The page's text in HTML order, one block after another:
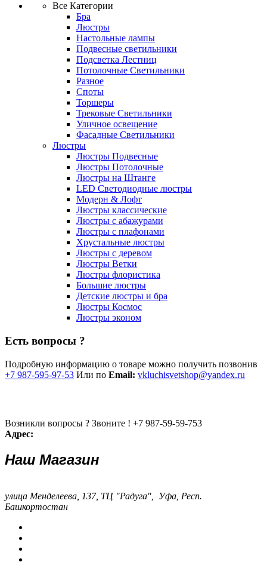
Все Категории
Бра
Люстры
Настольные лампы
Подвесные светильники
Подсветка Лестниц
Потолочные Светильники
Разное
Споты
Торшеры
Трековые Светильники
Уличное освещение
Фасадные Светильники
Люстры
Люстры Подвесные
Люстры Потолочные
Люстры на Штанге
LED Светодиодные люстры
Модерн & Лофт
Люстры классические
Люстры с абажурами
Люстры с плафонами
Хрустальные люстры
Люстры с деревом
Люстры Ветки
Люстры флористика
Большие люстры
Детские люстры и бра
Люстры Космос
Люстры эконом
Есть вопросы ?
Подробную информацию о товаре можно получить позвонив
+7 987-595-97-53 Или по Email: vkluchisvetshop@yandex.ru
Возникли вопросы ? Звоните ! +7 987-59-59-753
Адрес:
Наш Магазин
улица Менделеева, 137, ТЦ "Радуга", Уфа, Респ.
Башкортостан